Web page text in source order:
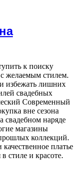
к поиску
с желаемым стилем.
избежать лишних
свадебных
Современный
вне сезона
свадебном наряде
магазины
коллекций.
платье
стиле и красоте.